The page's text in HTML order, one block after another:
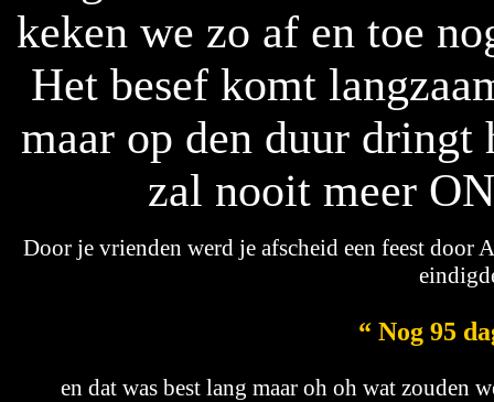
keken we zo af en toe
Het besef komt
maar op den duur
zal nooit meer
Door je vrienden werd je afscheid een feest door
“ Nog 95
en dat was best lang maar oh oh wat